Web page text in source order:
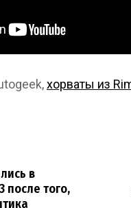
хорваты из
в
после того,